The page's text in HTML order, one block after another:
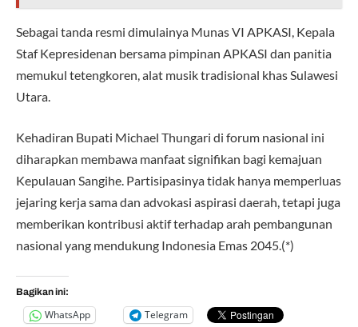
Sebagai tanda resmi dimulainya Munas VI APKASI, Kepala
Staf Kepresidenan bersama pimpinan APKASI dan panitia
memukul tetengkoren, alat musik tradisional khas Sulawesi
Utara.
Kehadiran Bupati Michael Thungari di forum nasional ini
diharapkan membawa manfaat signifikan bagi kemajuan
Kepulauan Sangihe. Partisipasinya tidak hanya memperluas
jejaring kerja sama dan advokasi aspirasi daerah, tetapi juga
memberikan kontribusi aktif terhadap arah pembangunan
nasional yang mendukung Indonesia Emas 2045.(*)
Bagikan ini:
WhatsApp
Telegram